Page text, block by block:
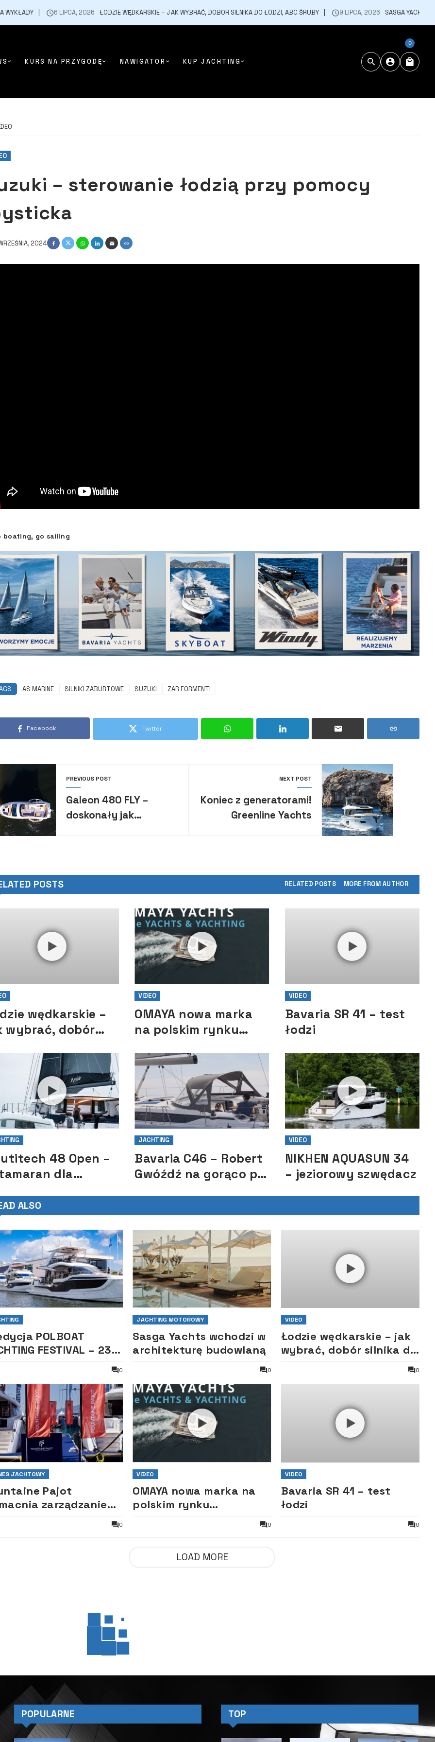
6 LIPCA, 2026 ŁODZIE WĘDKARSKIE – JAK WYBRAĆ, DOBÓR SILNIKA DO ŁODZI, ABC ŚRUBY 9 LIPCA, 2026 SASGA YACHTS WCHODZI
KURS NA PRZYGODĘ NAWIGATOR KUP JACHTING
0
– sterowanie łodzią przy pomocy
2024
boating, go sailing
AS MARINE SILNIKI ZABURTOWE SUZUKI ZAR FORMENTI
Facebook Twitter
PREVIOUS POST
Galeon 480 FLY –
doskonały jak
NEXT POST
Koniec z generatorami!
Greenline Yachts
zabawy z żeglowania
POSTS RELATED POSTS MORE FROM AUTHOR
wędkarskie –
wybrać, dobór
VIDEO
OMAYA nowa marka
na polskim rynku
VIDEO
Bavaria SR 41 – test
łodzi
48 Open –
dla
JACHTING
Bavaria C46 – Robert
Gwóźdź na gorąco po
VIDEO
NIKHEN AQUASUN 34
– jeziorowy szwędacz
ALSO
POLBOAT
FESTIVAL – 23-
0
JACHTING MOTOROWY
Sasga Yachts wchodzi w
architekturę budowlaną
0
VIDEO
Łodzie wędkarskie – jak
wybrać, dobór silnika do
0
JACHTOWY
Pajot
zarządzanie
0
VIDEO
OMAYA nowa marka na
polskim rynku
0
VIDEO
Bavaria SR 41 – test
łodzi
0
LOAD MORE
z generatorami! Greenline Yachts
emisję dwutlenku węgla nie psując
tym zabawy z żeglowania